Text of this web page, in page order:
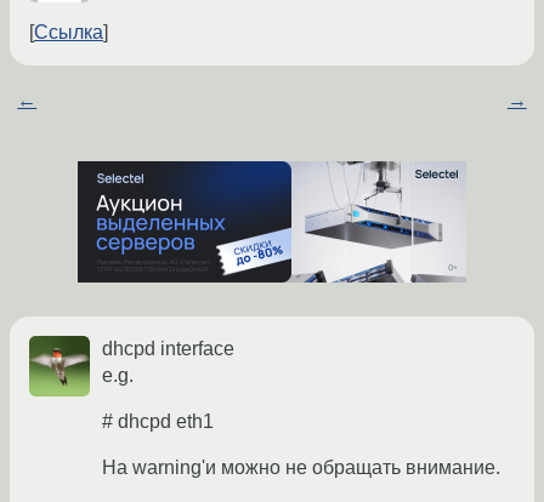
Ссылка
← →
dhcpd interface
e.g.
# dhcpd eth1
На warning'и можно не обращать внимание.